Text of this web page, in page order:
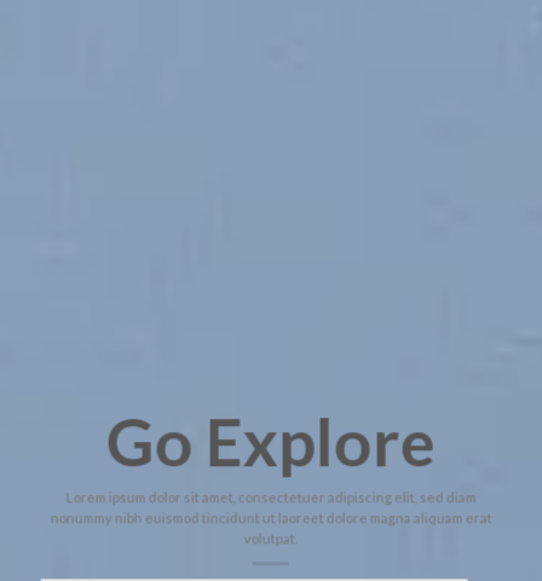
Go Explore
Lorem ipsum dolor sit amet, consectetuer adipiscing elit, sed diam
nonummy nibh euismod tincidunt ut laoreet dolore magna aliquam erat
volutpat.